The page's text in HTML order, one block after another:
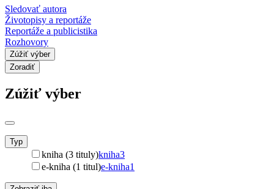
Sledovať autora
Životopisy a reportáže
Reportáže a publicistika
Rozhovory
Zúžiť výber
Zoradiť
Zúžiť výber
Typ
kniha (3 tituly)kniha3
e-kniha (1 titul)e-kniha1